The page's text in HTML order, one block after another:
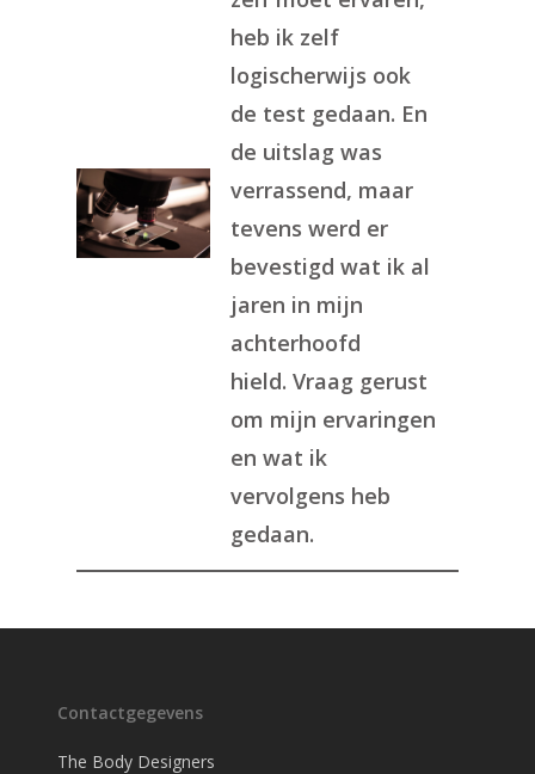
heb ik zelf
logischerwijs ook
de test gedaan. En
de uitslag was
verrassend, maar
tevens werd er
bevestigd wat ik al
jaren in mijn
achterhoofd
hield. Vraag gerust
om mijn ervaringen
en wat ik
vervolgens heb
gedaan.
Contactgegevens
The Body Designers